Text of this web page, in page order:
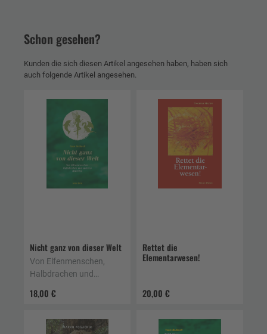
Schon gesehen?
Kunden die sich diesen Artikel angesehen haben, haben sich
auch folgende Artikel angesehen.
Nicht ganz von dieser Welt
18,00 €
Von Elfenmenschen,
Halbdrachen und
Rettet die
Elementarwesen!
20,00 €